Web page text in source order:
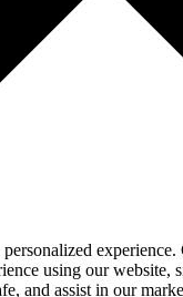
using our website,
and assist in our